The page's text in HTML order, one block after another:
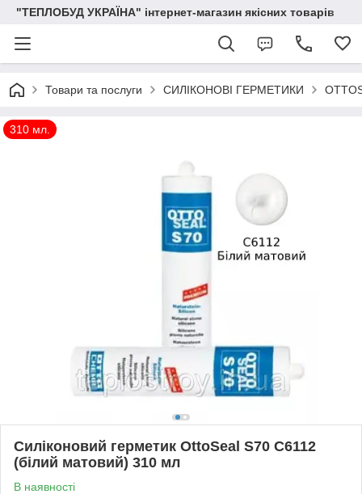
"ТЕПЛОБУД УКРАЇНА" інтернет-магазин якісних товарів
Товари та послуги СИЛІКОНОВІ ГЕРМЕТИКИ
310 мл.
Силіконовий герметик OttoSeal S70 C6112
(білий матовий) 310 мл
В наявності